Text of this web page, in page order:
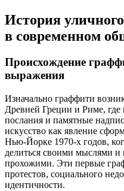
История
в современном
Происхождение
выражения
Изначально граффити
Древней Греции и Риме, где
послания и памятные
искусство как явление
Нью-Йорке 1970-х годов,
делиться своими мыслями
прохожими. Эти первые
протестов, социального
идентичности.